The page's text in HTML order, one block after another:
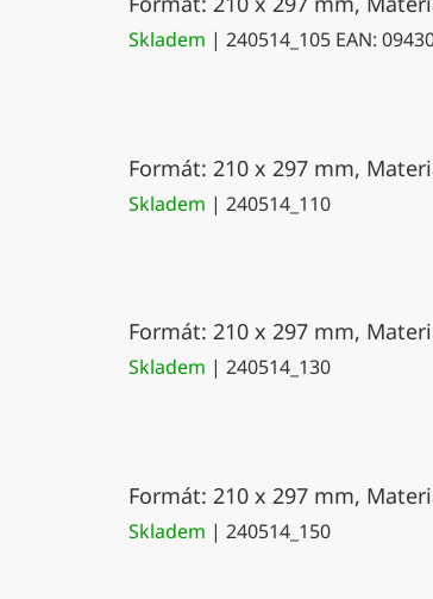
Skladem | 240514_105 EAN:
Formát: 210 x 297 mm,
Skladem | 240514_110
Formát: 210 x 297 mm,
Skladem | 240514_130
Formát: 210 x 297 mm,
Skladem | 240514_150